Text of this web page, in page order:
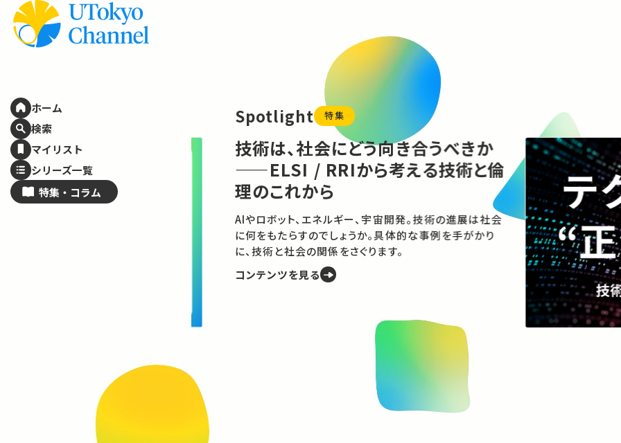
ホーム
検索
マイリスト
シリーズ一覧
特集・ コラム
Spotlight 特集
技術は、社会にどう向き合うべきか
——ELSI / RRIから考える技術と倫
理のこれから
AIやロボット、エネルギー、宇宙開発。技術の進展は社会
に何をもたらすのでしょうか。具体的な事例を手がかり
に、技術と社会の関係をさぐります。
コンテンツを見る